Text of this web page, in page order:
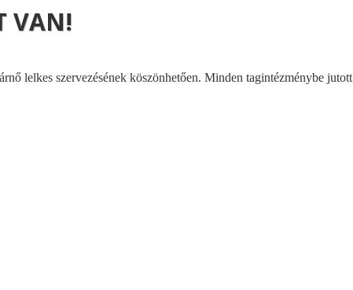
VAN!
lelkes szervezésének köszönhetően. Minden tagintézménybe jutott